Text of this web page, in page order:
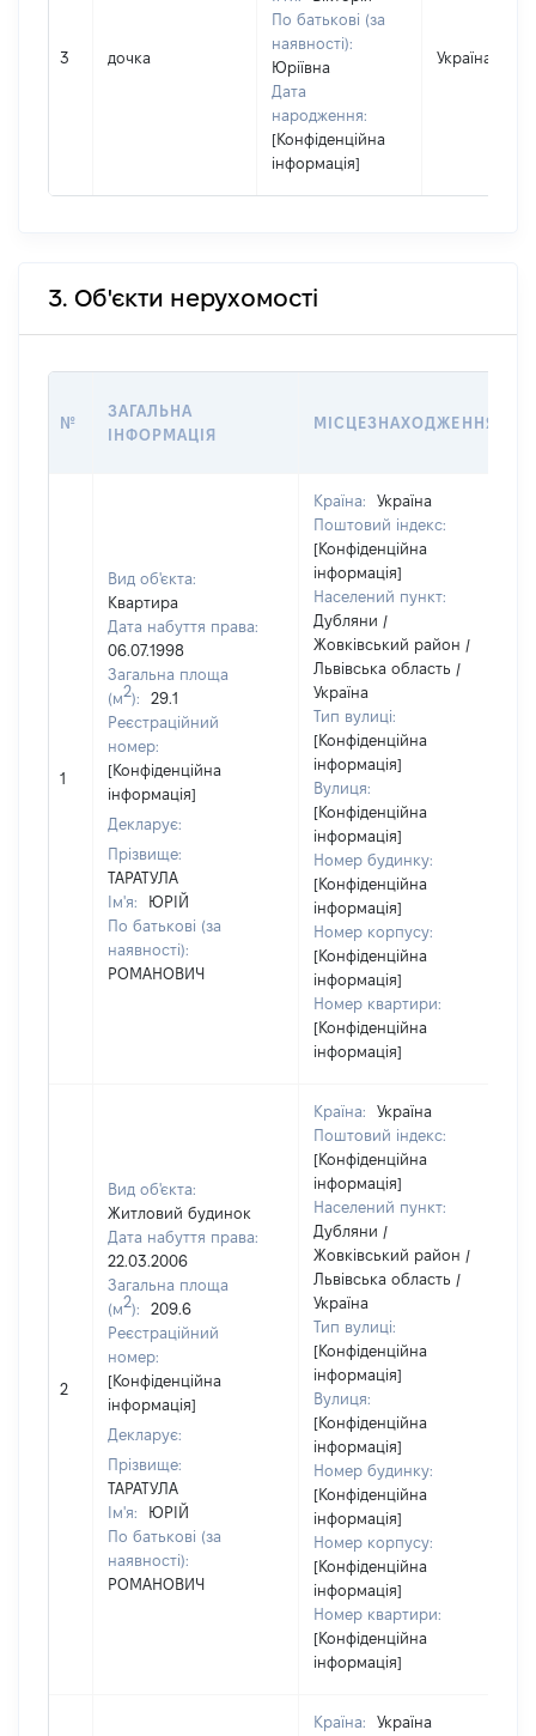
3 дочка
По батькові (за
наявності):
Юріївна
Дата
народження:
[Конфіденційна
інформація]
Україна
3. Об'єкти нерухомості
№
ЗАГАЛЬНА
ІНФОРМАЦІЯ
МІСЦЕЗНАХОДЖЕННЯ
1
Вид об'єкта:
Квартира
Дата набуття права:
06.07.1998
Загальна площа
(м2):
29.1
Реєстраційний
номер:
[Конфіденційна
інформація]
Декларує:
Прізвище:
ТАРАТУЛА
Ім'я:
ЮРІЙ
По батькові (за
наявності):
РОМАНОВИЧ
Країна:
Україна
Поштовий індекс:
[Конфіденційна
інформація]
Населений пункт:
Дубляни /
Жовківський район /
Львівська область /
Україна
Тип вулиці:
[Конфіденційна
інформація]
Вулиця:
[Конфіденційна
інформація]
Номер будинку:
[Конфіденційна
інформація]
Номер корпусу:
[Конфіденційна
інформація]
Номер квартири:
[Конфіденційна
інформація]
2
Вид об'єкта:
Житловий будинок
Дата набуття права:
22.03.2006
Загальна площа
(м2):
209.6
Реєстраційний
номер:
[Конфіденційна
інформація]
Декларує:
Прізвище:
ТАРАТУЛА
Ім'я:
ЮРІЙ
По батькові (за
наявності):
РОМАНОВИЧ
Країна:
Україна
Поштовий індекс:
[Конфіденційна
інформація]
Населений пункт:
Дубляни /
Жовківський район /
Львівська область /
Україна
Тип вулиці:
[Конфіденційна
інформація]
Вулиця:
[Конфіденційна
інформація]
Номер будинку:
[Конфіденційна
інформація]
Номер корпусу:
[Конфіденційна
інформація]
Номер квартири:
[Конфіденційна
інформація]
Країна:
Україна